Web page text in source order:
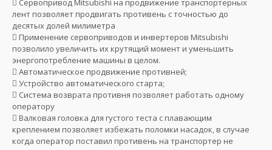
 Сервопривод Mitsubishi на продвижение транспортерных
лент позволяет продвигать противень с точностью до
десятых долей милиметра
 Применение сервоприводов и инвертеров Mitsubishi
позволило увеличить их крутящий момент и уменьшить
энергопотребление машины в целом.
 Автоматическое продвижение противней;
 Устройство автоматического старта;
 Система возврата противня позволяет работать одному
оператору
 Валковая головка для густого теста с плавающим
креплением позволяет избежать поломки насадок, в случае
когда оператор поставил противень на транспортер не